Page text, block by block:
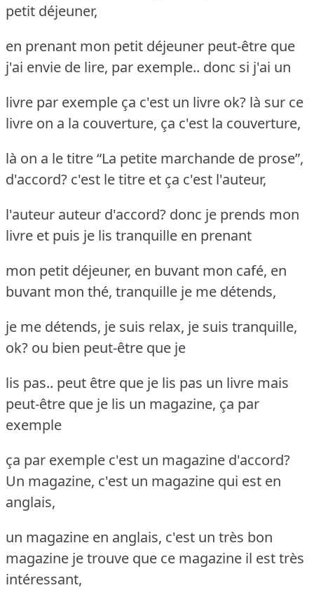
petit déjeuner,
en prenant mon petit déjeuner peut-être que
j'ai envie de lire, par exemple.. donc si j'ai un
livre par exemple ça c'est un livre ok? là sur ce
livre on a la couverture, ça c'est la couverture,
là on a le titre “La petite marchande de prose”,
d'accord? c'est le titre et ça c'est l'auteur,
l'auteur auteur d'accord? donc je prends mon
livre et puis je lis tranquille en prenant
mon petit déjeuner, en buvant mon café, en
buvant mon thé, tranquille je me détends,
je me détends, je suis relax, je suis tranquille,
ok? ou bien peut-être que je
lis pas.. peut être que je lis pas un livre mais
peut-être que je lis un magazine, ça par
exemple
ça par exemple c'est un magazine d'accord?
Un magazine, c'est un magazine qui est en
anglais,
un magazine en anglais, c'est un très bon
magazine je trouve que ce magazine il est très
intéressant,